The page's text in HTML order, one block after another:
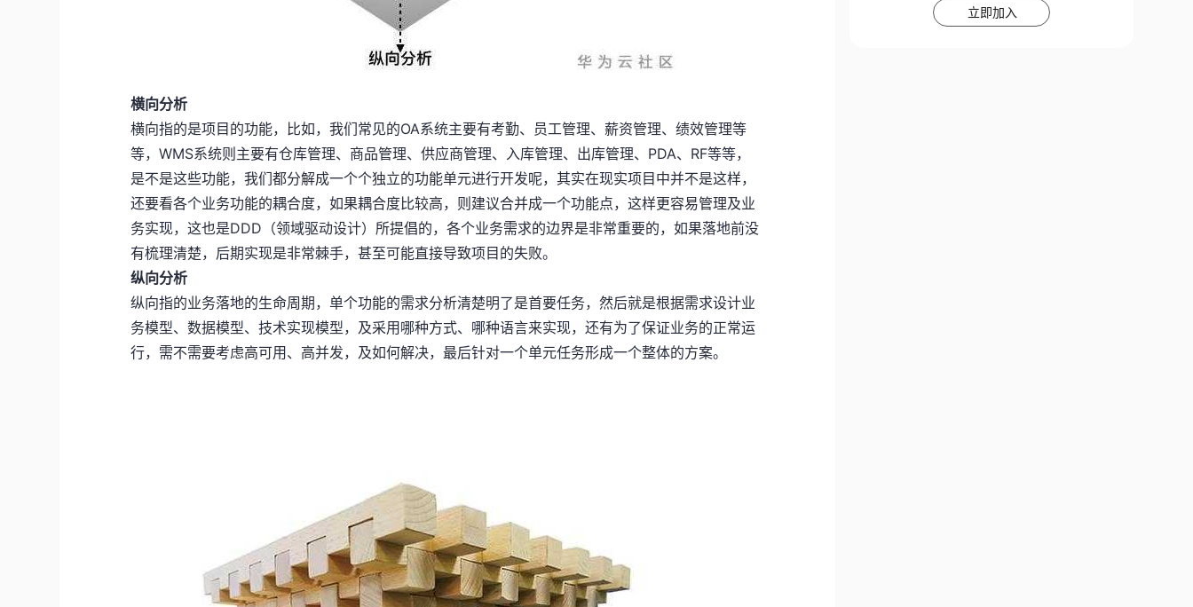
横向分析
横向指的是项目的功能，比如，我们常见的OA系统主要有考勤、员工管理、薪资管理、绩效管理等
等，WMS系统则主要有仓库管理、商品管理、供应商管理、入库管理、出库管理、PDA、RF等等，
是不是这些功能，我们都分解成一个个独立的功能单元进行开发呢，其实在现实项目中并不是这样，
还要看各个业务功能的耦合度，如果耦合度比较高，则建议合并成一个功能点，这样更容易管理及业
务实现，这也是DDD（领域驱动设计）所提倡的，各个业务需求的边界是非常重要的，如果落地前没
有梳理清楚，后期实现是非常棘手，甚至可能直接导致项目的失败。
纵向分析
纵向指的业务落地的生命周期，单个功能的需求分析清楚明了是首要任务，然后就是根据需求设计业
务模型、数据模型、技术实现模型，及采用哪种方式、哪种语言来实现，还有为了保证业务的正常运
行，需不需要考虑高可用、高并发，及如何解决，最后针对一个单元任务形成一个整体的方案。
立即加入